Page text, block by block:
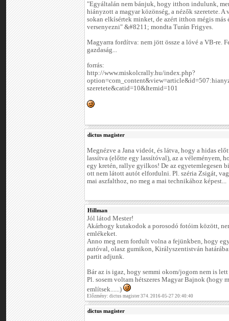
"Egyáltalán nem bánjuk, hogy itthon indulunk,
hiányzott a magyar közönség, a nézők szeretete. A
sokan elkísértek minket, de azért itthon mégis más
versenyezni" &#8211; mondta Turán Frigyes.
Magyarra fordítva: nem jött össze a lóvé a VB-re.
gazdaság...
forrás:
http://www.miskolcrally.hu/index.php?
szeretete&catid=10&Itemid=101
dictus magister
Megnézve a Jana videót, és látva, hogy a hidas
lassítva (előtte egy lassítóval), az a véleményem,
egy kretén, rallye gyilkos! De az egyetemlegesen
ott nem látott autót elfordulni. Pl. széria Zsigát,
mai aszfalthoz, no meg a mai technikához képest...
Hillman
Jól látod Mester!
Akárhogy kutakodok a porosodó fotóim között,
emlékeket.
Anno meg nem fordult volna a fejünkben, hogy
autóval, olasz gumikon, Királyszentistván
partit adjunk.
Bár az is igaz, hogy semmi okom/jogom nem is
Pl. sosem voltam hétszeres Magyar Bajnok (hogy
említsek......)
Előzmény: dictus magister 374. 2016-05-27 20:40:40
dictus magister